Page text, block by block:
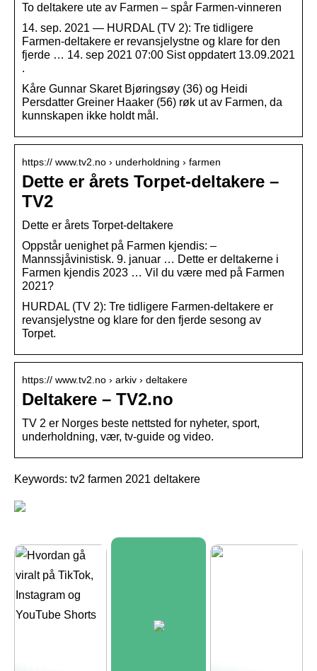
To deltakere ute av Farmen – spår Farmen-vinneren
14. sep. 2021 — HURDAL (TV 2): Tre tidligere
Farmen-deltakere er revansjelystne og klare for den
fjerde … 14. sep 2021 07:00 Sist oppdatert 13.09.2021
.
Kåre Gunnar Skaret Bjøringsøy (36) og Heidi
Persdatter Greiner Haaker (56) røk ut av Farmen, da
kunnskapen ikke holdt mål.
https:// www.tv2.no › underholdning › farmen
Dette er årets Torpet-deltakere –
TV2
Dette er årets Torpet-deltakere
Oppstår uenighet på Farmen kjendis: –
Mannssjåvinistisk. 9. januar … Dette er deltakerne i
Farmen kjendis 2023 … Vil du være med på Farmen
2021?
HURDAL (TV 2): Tre tidligere Farmen-deltakere er
revansjelystne og klare for den fjerde sesong av
Torpet.
https:// www.tv2.no › arkiv › deltakere
Deltakere – TV2.no
TV 2 er Norges beste nettsted for nyheter, sport,
underholdning, vær, tv-guide og video.
Keywords: tv2 farmen 2021 deltakere